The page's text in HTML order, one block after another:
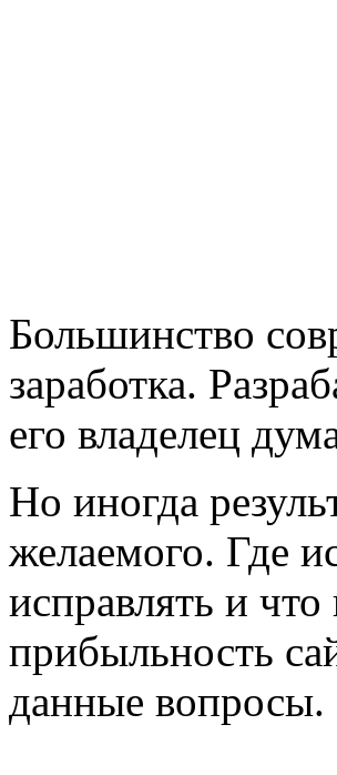
Большинство
заработка.
его владелец
Но иногда
желаемого. Где
исправлять и
прибыльность
данные вопросы.